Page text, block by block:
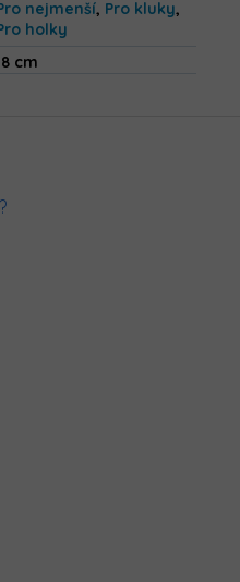
nejmenší, Pro kluky,
holky
cm